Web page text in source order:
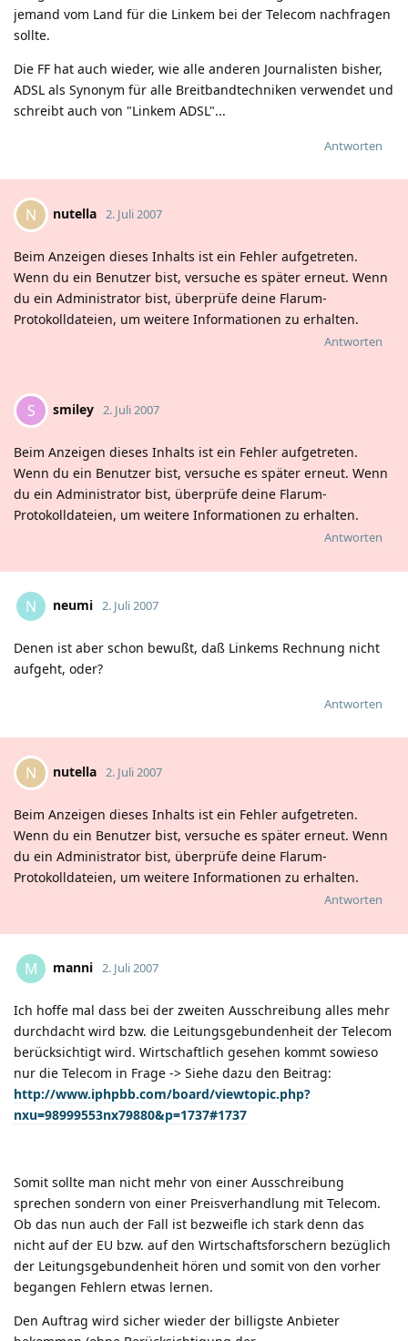
jemand vom Land für die Linkem bei der Telecom nachfragen
sollte.
Die FF hat auch wieder, wie alle anderen Journalisten bisher,
ADSL als Synonym für alle Breitbandtechniken verwendet und
schreibt auch von "Linkem ADSL"...
Antworten
N nutella 2. Juli 2007
Beim Anzeigen dieses Inhalts ist ein Fehler aufgetreten.
Wenn du ein Benutzer bist, versuche es später erneut. Wenn
du ein Administrator bist, überprüfe deine Flarum-
Protokolldateien, um weitere Informationen zu erhalten.
Antworten
S smiley 2. Juli 2007
Beim Anzeigen dieses Inhalts ist ein Fehler aufgetreten.
Wenn du ein Benutzer bist, versuche es später erneut. Wenn
du ein Administrator bist, überprüfe deine Flarum-
Protokolldateien, um weitere Informationen zu erhalten.
Antworten
N neumi 2. Juli 2007
Denen ist aber schon bewußt, daß Linkems Rechnung nicht
aufgeht, oder?
Antworten
N nutella 2. Juli 2007
Beim Anzeigen dieses Inhalts ist ein Fehler aufgetreten.
Wenn du ein Benutzer bist, versuche es später erneut. Wenn
du ein Administrator bist, überprüfe deine Flarum-
Protokolldateien, um weitere Informationen zu erhalten.
Antworten
M manni 2. Juli 2007
Ich hoffe mal dass bei der zweiten Ausschreibung alles mehr
durchdacht wird bzw. die Leitungsgebundenheit der Telecom
berücksichtigt wird. Wirtschaftlich gesehen kommt sowieso
nur die Telecom in Frage -> Siehe dazu den Beitrag:
http://www.iphpbb.com/board/viewtopic.php?
nxu=98999553nx79880&p=1737#1737
Somit sollte man nicht mehr von einer Ausschreibung
sprechen sondern von einer Preisverhandlung mit Telecom.
Ob das nun auch der Fall ist bezweifle ich stark denn das
nicht auf der EU bzw. auf den Wirtschaftsforschern bezüglich
der Leitungsgebundenheit hören und somit von den vorher
begangen Fehlern etwas lernen.
Den Auftrag wird sicher wieder der billigste Anbieter